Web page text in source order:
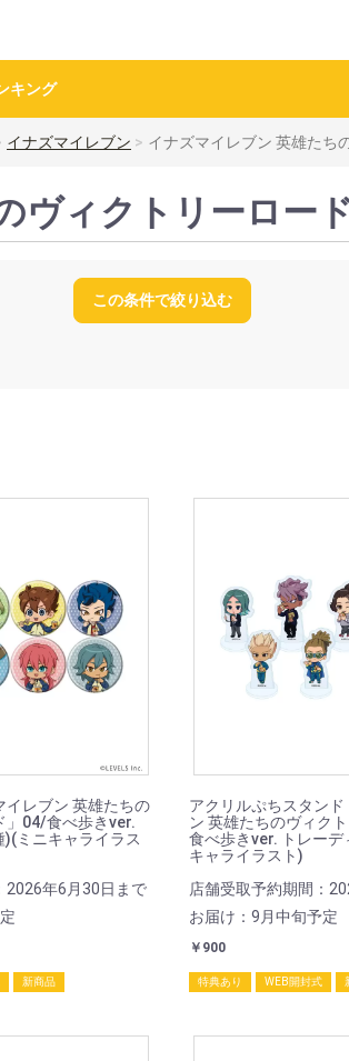
キング
イナズマイレブン イナズマイレブン 英雄たち
ヴィクトリーロー
この条件で絞り込む
レブン 英雄たちの
」04/食べ歩きver.
)(ミニキャライラス
2026年6月30日まで
新商品
アクリルぷちスタン
ン 英雄たちのヴィク
食べ歩きver. トレーデ
キャライラスト)
店舗受取予約期間：
お届け：9月中旬予定
￥900
特典あり WEB開封式